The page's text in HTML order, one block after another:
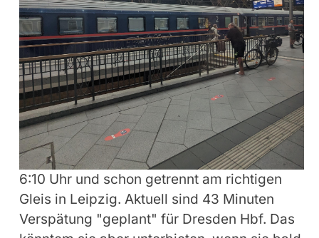
6:10 Uhr und schon getrennt am richtigen
Gleis in Leipzig. Aktuell sind 43 Minuten
Verspätung "geplant" für Dresden Hbf. Das